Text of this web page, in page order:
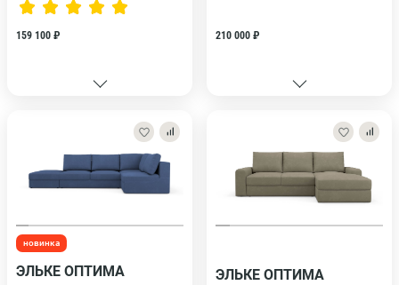
159 100 ₽ 210 000 ₽
новинка
ЭЛЬКЕ ОПТИМА ЭЛЬКЕ ОПТИМА